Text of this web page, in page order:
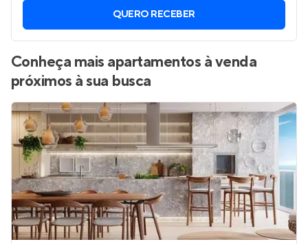
QUERO RECEBER
Conheça mais apartamentos à venda
próximos à sua busca